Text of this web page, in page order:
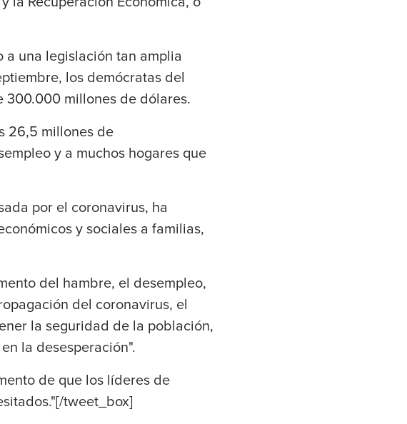
a una legislación tan amplia
los demócratas del
300.000 millones de dólares.
26,5 millones de
y a muchos hogares que
por el coronavirus, ha
y sociales a familias,
del hambre, el desempleo,
del coronavirus, el
la seguridad de la población,
la desesperación".
de que los líderes de
tweet_box]